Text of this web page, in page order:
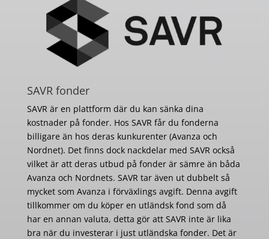
SAVR fonder
SAVR är en plattform där du kan sänka dina
kostnader på fonder. Hos SAVR får du fonderna
billigare än hos deras kunkurenter (Avanza och
Nordnet). Det finns dock nackdelar med SAVR också
vilket är att deras utbud på fonder är sämre än båda
Avanza och Nordnets. SAVR tar även ut dubbelt så
mycket som Avanza i förväxlings avgift. Denna avgift
tillkommer om du köper en utländsk fond som då
har en annan valuta, detta gör att SAVR inte är lika
bra när du investerar i just utländska fonder. Det är